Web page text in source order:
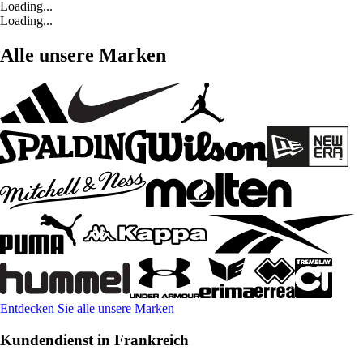
Loading...
Loading...
Alle unsere Marken
Entdecken Sie alle unsere Marken
Kundendienst in Frankreich